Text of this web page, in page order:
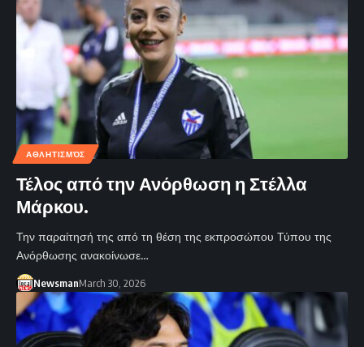
ΑΘΛΗΤΙΣΜΌΣ
Τέλος από την Ανόρθωση η Στέλλα
Μάρκου.
Την παραίτησή της από τη θέση της εκπροσώπου Τύπου της
Ανόρθωσης ανακοίνωσε…
NewsmanMarch 30, 2026